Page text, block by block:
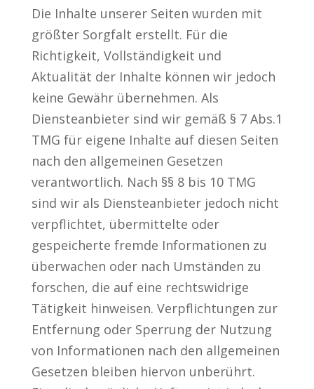
Die Inhalte unserer Seiten wurden mit
größter Sorgfalt erstellt. Für die
Richtigkeit, Vollständigkeit und
Aktualität der Inhalte können wir jedoch
keine Gewähr übernehmen. Als
Diensteanbieter sind wir gemäß § 7 Abs.1
TMG für eigene Inhalte auf diesen Seiten
nach den allgemeinen Gesetzen
verantwortlich. Nach §§ 8 bis 10 TMG
sind wir als Diensteanbieter jedoch nicht
verpflichtet, übermittelte oder
gespeicherte fremde Informationen zu
überwachen oder nach Umständen zu
forschen, die auf eine rechtswidrige
Tätigkeit hinweisen. Verpflichtungen zur
Entfernung oder Sperrung der Nutzung
von Informationen nach den allgemeinen
Gesetzen bleiben hiervon unberührt.